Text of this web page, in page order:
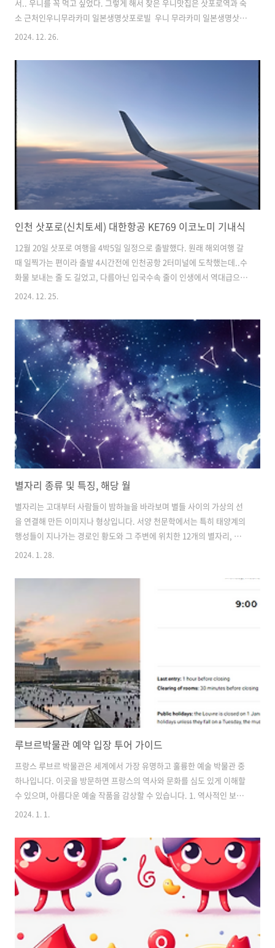
서.. 우니를 꼭 먹고 싶었다. 그렇게 해서 찾은 우니맛집은 삿포로역과 숙
소 근처인우니무라카미 일본생명삿포로빌 우니 무라카미 일본생명삿포
로빌 · 일본 〒060-0003 Hokkaido, Sapporo, Chuo Ward, Kita 3
www.google.co.kr 점심 런치로 가는것이라 별도 예약은 안하고 갔는
것 같다. 우니무라카미 가는길...아래 오른쪽 사진 건물의 지하1층으로
각보다 회전율이 빨라서 금방 대기가 빠진다.. ..
2024. 12. 26.
인천 삿포로(신치토세) 대한항공 KE769 이코노미 기내식
12월 20일 삿포로 여행을 4박5일 일정으로 출발했다. 원래 해외여행 갈
때 일찍가는 편이라 출발 4시간전에 인천공항 2터미널에 도착했는데..수
화물 보내는 줄 도 길었고, 다름아닌 입국수속 줄이 인생에서 역대급으로
길었음... 입국장 보안검사만 거의 3시간동안 줄서 있었고결국에는 비행
리느라 비행기가 1시간 지연 출발함... 비행기 기내 사진 찍어주고.. 3-3
열 배열이다. 3시간동안 입국장 줄섰고, 5분전 탑승에, 1시간 지연출
발... 너무 목도 마르고 배도 고팠다.. 기내식만을 기다렸고 바로 이어서
나온 기내식..메뉴는 해산물 덮밥인데, 맛은 그냥 그랬지만 배가 너무 고
파서 맛있게 먹었다.메뉴 구성은 단촐하다.. 빵과 파인..
2024. 12. 25.
별자리 종류 및 특징, 해당 월
별자리는 고대부터 사람들이 밤하늘을 바라보며 별들 사이의 가상의 선
을 연결해 만든 이미지나 형상입니다. 서양 천문학에서는 특히 태양계의
행성들이 지나가는 경로인 황도와 그 주변에 위치한 12개의 별자리, 즉
황도십이궁을 중심으로 별자리를 구분합니다. 여기에 속하는 별자리들
(Aries)는 황도십이궁의 첫 번째 별자리로, 태양이 이 별자리를 지나가는
함께 오는 새로운 시작과 열정을 상징합니다. ○ 황소자리 (Taurus): 4
월 20일 - 5월 20일 황소자리(Taurus)는 황도십이궁의 두 번째 별자리
로, 태양이 이 별자리를 지나가는 시기는 대략 4월 2..
2024. 1. 28.
루브르박물관 예약 입장 투어 가이드
프랑스 루브르 박물관은 세계에서 가장 유명하고 훌륭한 예술 박물관 중
하나입니다. 이곳을 방문하면 프랑스의 역사와 문화를 심도 있게 이해할
수 있으며, 아름다운 예술 작품을 감상할 수 있습니다. 1. 역사적인 보물
의 집 루브르 박물관은 12세기에 왕립 궁전으로 시작되어 프랑스 역사와
으로, 그 자체로도 볼 가치가 있습니다. 박물관 내부에는 380,000여 점
에 달하는 예술 작품과 유물들이 소장되어 있어, 프랑스와 유럽의 역사를
탐험하는 것 같은 느낌을 받을 수 있습니다. 2. 대표작들의 집합소 루브
르 박물관은 다양한 예술 스타일과 시대를 대표하는 작품들을 갖고 있어
예술 애호가들에게는 꿈의 장소입니다. 대표적인 작품으로는 "모나리자
(만..
2024. 1. 1.